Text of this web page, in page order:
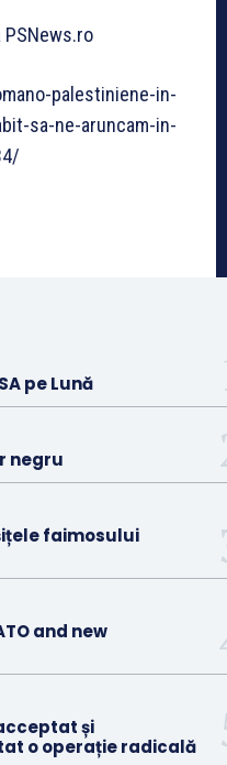
PSNews.ro
palestiniene-in-
sa-ne-aruncam-in-
pe Lună
negru
faimosului
and new
și
o operație radicală